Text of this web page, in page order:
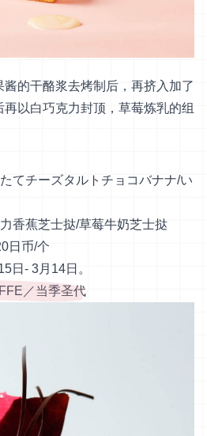
的干酪浆去烤制后，再挤入加了
以白巧克力封顶，草莓炼乳的组
てチーズタルトチョコバナナ/い
香蕉芝士挞/草莓牛奶芝士挞
日币/个
日- 3月14日。
／当季圣代